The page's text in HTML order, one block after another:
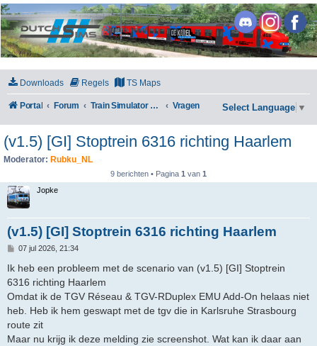
DutchSims
Downloads Regels TS Maps
Portal Forum Train Simulator Classic Vragen Select Language ▼
(v1.5) [GI] Stoptrein 6316 richting Haarlem
Moderator: Rubku_NL
9 berichten • Pagina 1 van 1
Jopke
(v1.5) [GI] Stoptrein 6316 richting Haarlem
B
c
h
t
07 jul 2026, 21:34
Ik heb een probleem met de scenario van (v1.5) [GI] Stoptrein
6316 richting Haarlem
Omdat ik de TGV Réseau & TGV-RDuplex EMU Add-On helaas niet
heb. Heb ik hem geswapt met de tgv die in Karlsruhe Strasbourg
route zit
Maar nu krijg ik deze melding zie screenshot. Wat kan ik daar aan